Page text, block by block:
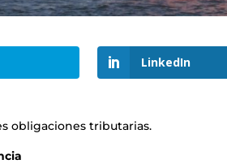
LinkedIn
obligaciones tributarias.